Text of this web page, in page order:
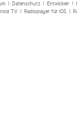
| Datenschutz| Entwickler|
TV| Radioplayer für iOS|